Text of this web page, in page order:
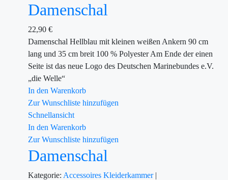
Damenschal
22,90 €
Damenschal Hellblau mit kleinen weißen Ankern 90 cm
lang und 35 cm breit 100 % Polyester Am Ende der einen
Seite ist das neue Logo des Deutschen Marinebundes e.V.
„die Welle“
In den Warenkorb
Zur Wunschliste hinzufügen
Schnellansicht
In den Warenkorb
Zur Wunschliste hinzufügen
Damenschal
Kategorie: Accessoires Kleiderkammer |